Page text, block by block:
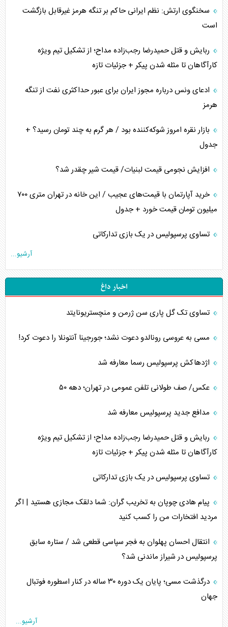
سخنگوی ارتش: نظم ایرانی حاکم بر تنگه هرمز غیرقابل بازگشت
است
ربایش و قتل حمیدرضا رجب‌زاده مداح؛ از تشکیل تیم ویژه
کارآگاهان تا مثله شدن پیکر + جزئیات تازه
ادعای ونس درباره مجوز ایران برای عبور حداکثری نفت از تنگه
هرمز
بازار نقره امروز شوکه‌کننده بود / هر گرم به چند تومان رسید؟ +
جدول
افزایش نجومی قیمت لبنیات/ قیمت شیر چقدر شد؟
خرید آپارتمان با قیمت‌های عجیب / این خانه در تهران متری ۷۰۰
میلیون تومان قیمت خورد + جدول
تساوی پرسپولیس در یک بازی تدارکاتی
آرشیو...
اخبار داغ
تساوی تک گل پاری سن ژرمن و منچستریونایتد
مسی به عروسی رونالدو دعوت نشد؛ جورجینا آنتونلا را دعوت کرد!
اژدهاکش پرسپولیس رسما معارفه شد
عکس/ صف طولانی تلفن عمومی در تهران؛ دهه ۵۰
مدافع جدید پرسپولیس معارفه شد
ربایش و قتل حمیدرضا رجب‌زاده مداح؛ از تشکیل تیم ویژه
کارآگاهان تا مثله شدن پیکر + جزئیات تازه
تساوی پرسپولیس در یک بازی تدارکاتی
پیام هادی چوپان به تخریب گران: شما دلقک مجازی هستید | اگر
مردید افتخارات من را کسب کنید
انتقال احسان پهلوان به فجر سپاسی قطعی شد / ستاره سابق
پرسپولیس در شیراز ماندنی شد؟
درگذشت مسی؛ پایان یک دوره ۳۰ ساله در کنار اسطوره فوتبال
جهان
آرشیو...